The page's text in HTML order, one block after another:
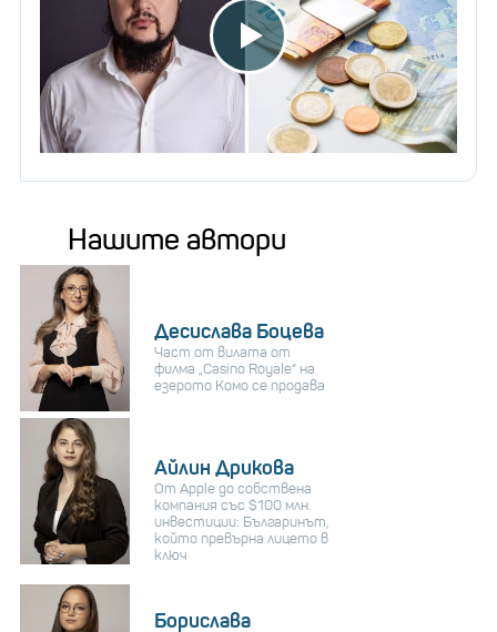
Нашите автори
Десислава Боцева
Част от вилата от
филма „Casino Royale“ на
езерото Комо се продава
Айлин Дрикова
От Apple до собствена
компания със $100 млн.
инвестиции: Българинът,
който превърна лицето в
ключ
Борислава